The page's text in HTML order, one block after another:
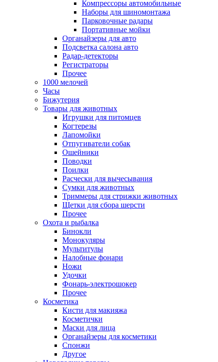
Компрессоры автомобильные
Наборы для шиномонтажа
Парковочные радары
Портативные мойки
Органайзеры для авто
Подсветка салона авто
Радар-детекторы
Регистраторы
Прочее
1000 мелочей
Часы
Бижутерия
Товары для животных
Игрушки для питомцев
Когтерезы
Лапомойки
Отпугиватели собак
Ошейники
Поводки
Поилки
Расчески для вычесывания
Сумки для животных
Триммеры для стрижки животных
Щетки для сбора шерсти
Прочее
Охота и рыбалка
Бинокли
Монокуляры
Мультитулы
Налобные фонари
Ножи
Удочки
Фонарь-электрошокер
Прочее
Косметика
Кисти для макияжа
Косметички
Маски для лица
Органайзеры для косметики
Спонжи
Другое